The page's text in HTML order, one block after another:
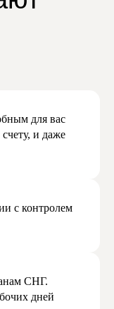
для вас
и даже
с контролем
СНГ.
дней